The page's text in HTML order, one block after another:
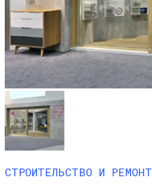
СТРОИТЕЛЬСТВО И РЕМОНТ